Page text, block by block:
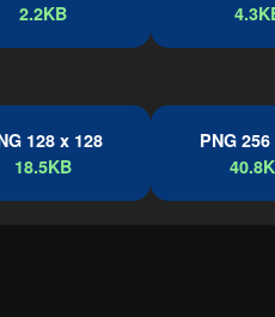
2.2KB
128 x 128
18.5KB
PNG